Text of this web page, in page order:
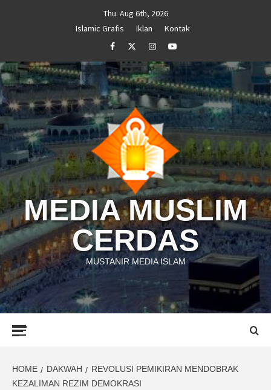
Thu. Aug 6th, 2026
Islamic Grafis
Iklan
Kontak
FacebookTwitterInstagramYoutube
MEDIA MUSLIM
CERDAS
MUSTANIR MEDIA ISLAM
HOME DAKWAH
REVOLUSI PEMIKIRAN MENDOBRAK
KEZALIMAN REZIM DEMOKRASI